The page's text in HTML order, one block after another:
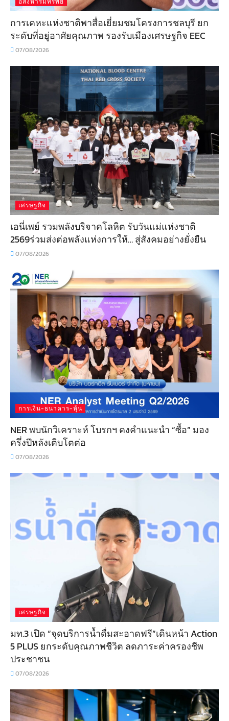
การเคหะแห่งชาติพาสื่อเยี่ยมชมโครงการชลบุรี ยก
ระดับที่อยู่อาศัยคุณภาพ รองรับเมืองเศรษฐกิจ EEC
07/08/2026
เศรษฐกิจ
เอนี่เพย์ รวมพลังบริจาคโลหิต รับวันแม่แห่งชาติ
2569ร่วมส่งต่อพลังแห่งการให้… สู่สังคมอย่างยั่งยืน
07/08/2026
การเงิน-ธนาคาร-หุ้น
NER พบนักวิเคราะห์ โบรกฯ คงคำแนะนำ “ซื้อ” มอง
ครึ่งปีหลังเติบโตต่อ
07/08/2026
เศรษฐกิจ
มท.3 เปิด “จุดบริการน้ำดื่มสะอาดฟรี”เดินหน้า Action
5 PLUS ยกระดับคุณภาพชีวิต ลดภาระค่าครองชีพ
ประชาชน
07/08/2026